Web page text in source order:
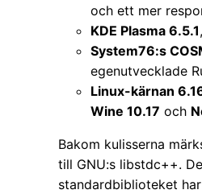
och ett mer
KDE Plasma 6.5.1
System76:s
egenutvecklade
Linux-kärnan
Wine 10.17 och
Bakom kulisserna
till GNU:s libstdc++.
standardbiblioteket